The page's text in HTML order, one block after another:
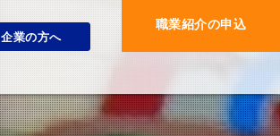
企業の方へ
職業紹介の申込